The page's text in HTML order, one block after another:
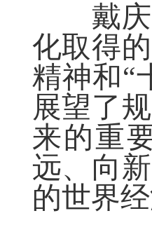
戴庆
化取得的
精神和“
展望了
来的重
远、 向
的世界